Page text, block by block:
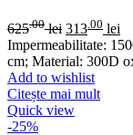
625.00 lei 313 .00 lei
Impermeabilitate:
cm; Material: 300D
Add to wishlist
Citește mai mult
Quick view
-25%